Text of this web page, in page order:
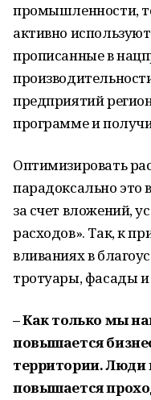
промышленности,
активно
прописанные в
предприятий
программе и
Оптимизировать
парадоксально это
за счет вложений,
расходов». Так, к
вливаниях в
тротуары, фасады и
– Как только мы
повышается
территории. Люди
повышается